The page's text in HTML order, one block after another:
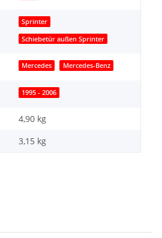
Sprinter
Schiebetür außen Sprinter
Mercedes Mercedes-Benz
1995 - 2006
4,90 kg
3,15 kg